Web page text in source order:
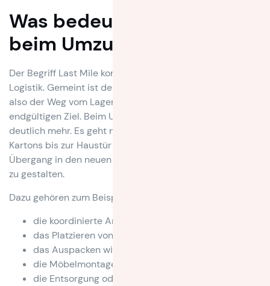
Was bedeutet Last Mile
beim Umzug?
Der Begriff Last Mile kommt ursprünglich aus der
Logistik. Gemeint ist der letzte Abschnitt einer Lieferung,
also der Weg vom Lager oder Verteiler bis zum
endgültigen Ziel. Beim Umzug bedeutet Last Mile aber
deutlich mehr. Es geht nicht nur darum, Möbel und
Kartons bis zur Haustür zu bringen, sondern darum, den
Übergang in den neuen Alltag so reibungslos wie möglich
zu gestalten.
Dazu gehören zum Beispiel:
die koordinierte Anlieferung des Umzugsguts
das Platzieren von Möbeln in den richtigen Räumen
das Auspacken wichtiger Gegenstände
die Möbelmontage
die Entsorgung oder Rücknahme von